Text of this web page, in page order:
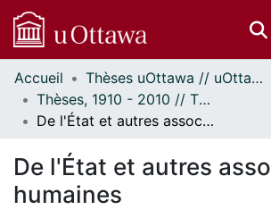
Communautés
et collections
Parcourir
Statistiques
À propos
Accueil
Thèses uOttawa // uOttawa Theses
Thèses, 1910 - 2010 // Theses, 1910 - 2010
De l'État et autres associations humaines
De l'État et autres
humaines